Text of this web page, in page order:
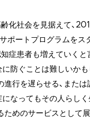
齢化社会を見据えて、
ポートプログラムをス
知症患者も増えていくと
防ぐことは難しいかも
進行を遅らせる、または
になってもその人らし
ためのサービスとして展